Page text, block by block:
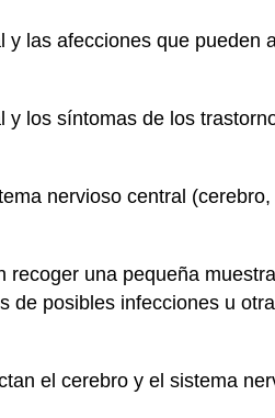
las afecciones que pueden
los síntomas de los
nervioso central
una pequeña
de posibles infecciones u
el cerebro y el sistema